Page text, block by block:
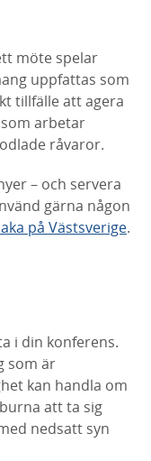
möte spelar
uppfattas som
tillfälle att agera
arbetar
råvaror.
– och servera
gärna någon
på Västsverige.
i din konferens.
som är
kan handla om
att ta sig
nedsatt syn